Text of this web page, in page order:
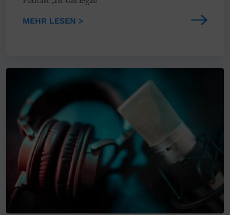
MEHR LESEN >